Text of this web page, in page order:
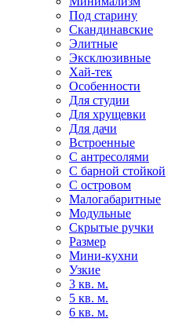
Под старину
Скандинавские
Элитные
Эксклюзивные
Хай-тек
Особенности
Для студии
Для хрущевки
Для дачи
Встроенные
С антресолями
С барной стойкой
С островом
Малогабаритные
Модульные
Скрытые ручки
Размер
Мини-кухни
Узкие
3 кв. м.
5 кв. м.
6 кв. м.